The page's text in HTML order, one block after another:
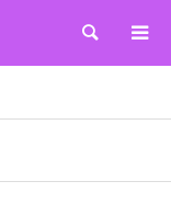
検索